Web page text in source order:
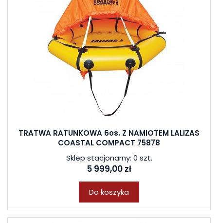
TRATWA RATUNKOWA 6os. Z NAMIOTEM LALIZAS
COASTAL COMPACT 75878
Sklep stacjonarny: 0 szt.
5 999,00 zł
Do koszyka